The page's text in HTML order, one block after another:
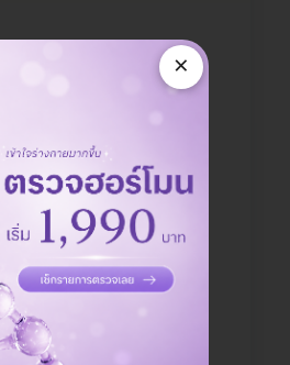
จ่ายที่คลินิก" ในหน้ารวมคูปอง
×